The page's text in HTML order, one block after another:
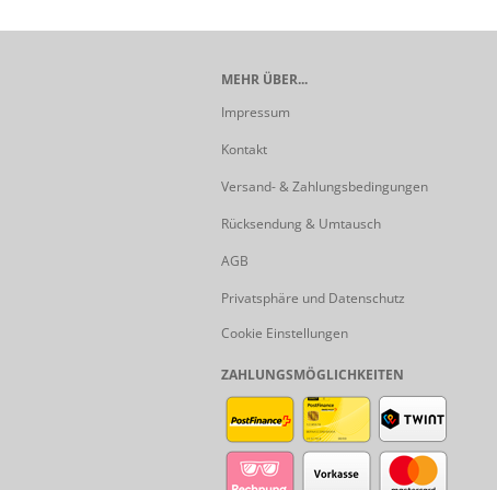
MEHR ÜBER...
Impressum
Kontakt
Versand- & Zahlungsbedingungen
Rücksendung & Umtausch
AGB
Privatsphäre und Datenschutz
Cookie Einstellungen
ZAHLUNGSMÖGLICHKEITEN